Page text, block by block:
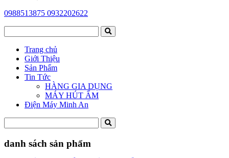
0988513875 0932202622
Trang chủ
Giới Thiệu
Sản Phẩm
Tin Tức
HÀNG GIA DỤNG
MÁY HÚT ẨM
Điện Máy Minh An
danh sách sản phẩm